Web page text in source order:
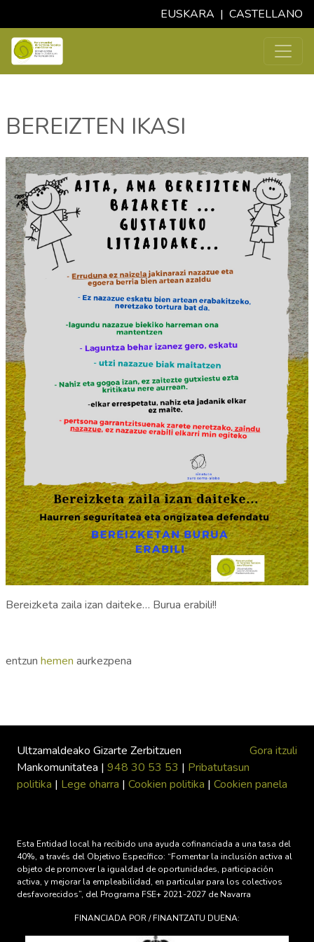
EUSKARA | CASTELLANO
BEREIZTEN IKASI
Bereizketa zaila izan daiteke… Burua erabili!!
entzun hemen aurkezpena
Gora itzuli
Ultzamaldeako Gizarte Zerbitzuen
Mankomunitatea | 948 30 53 53 | Pribatutasun
politika | Lege oharra | Cookien politika | Cookien panela
Esta Entidad local ha recibido una ayuda cofinanciada a una tasa del
40%, a través del Objetivo Específico: “Fomentar la inclusión activa al
objeto de promover la igualdad de oportunidades, participación
activa, y mejorar la empleabilidad, en particular para los colectivos
desfavorecidos”, del Programa FSE+ 2021-2027 de Navarra
FINANCIADA POR / FINANTZATU DUENA: